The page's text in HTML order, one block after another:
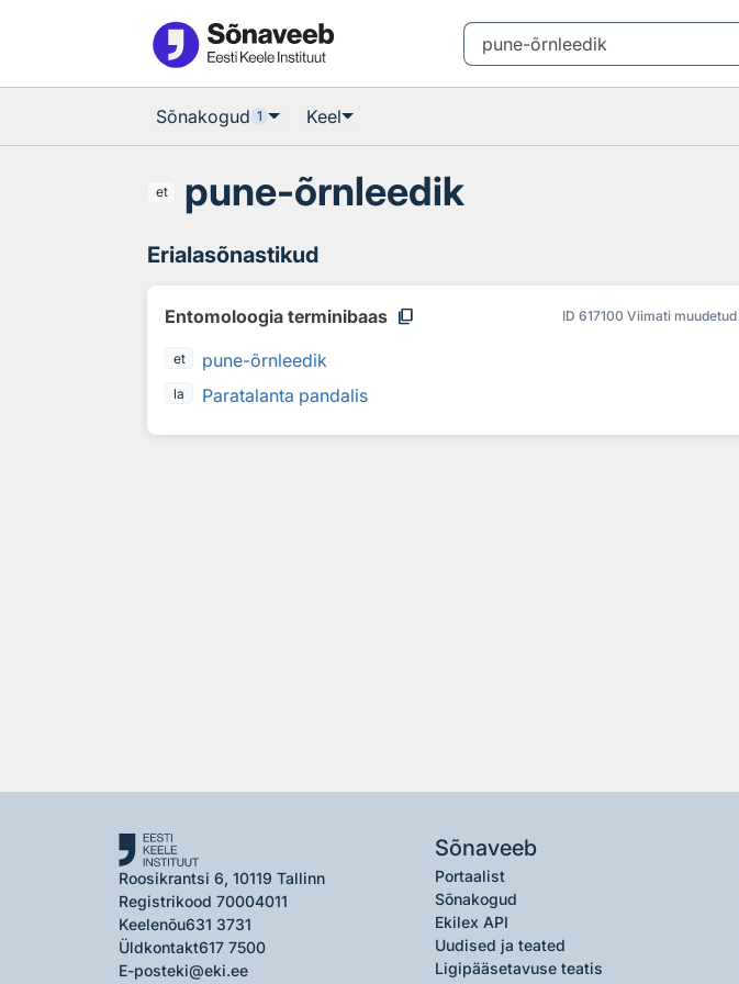
Sõnakogud 1 Keel
et pune-õrnleedik
Erialasõnastikud
Entomoloogia terminibaas content_copy ID 617100 Viimati muudetud
et pune-õrnleedik
la Paratalanta pandalis
Roosikrantsi 6, 10119 Tallinn
Registrikood 70004011
Keelenõu631 3731
Üldkontakt617 7500
E-posteki@eki.ee
Sõnaveeb
Portaalist
Sõnakogud
Ekilex API
Uudised ja teated
Ligipääsetavuse teatis